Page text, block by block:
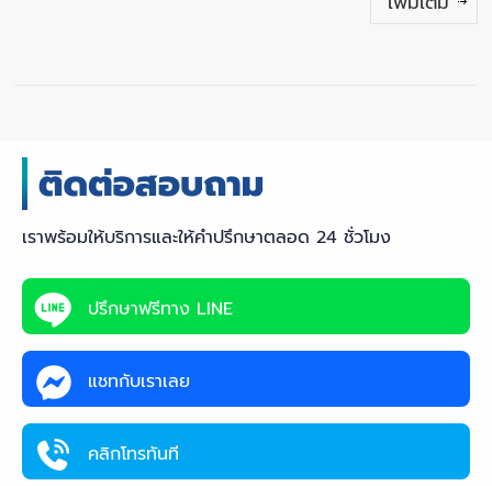
เราพร้อมให้บริการและให้คำปรึกษาตลอด 24 ชั่วโมง
ปรึกษาฟรีทาง LINE
แชทกับเราเลย
คลิกโทรทันที